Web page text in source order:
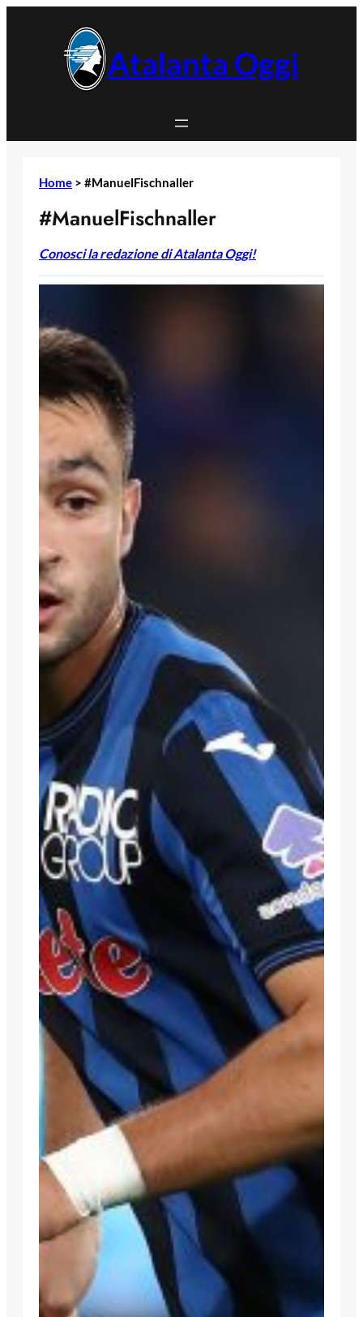
Atalanta Oggi
Home > #ManuelFischnaller
#ManuelFischnaller
Conosci la redazione di Atalanta Oggi!